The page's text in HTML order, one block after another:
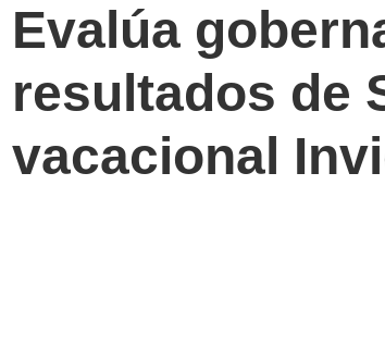
Evalúa
resultados de
vacacional